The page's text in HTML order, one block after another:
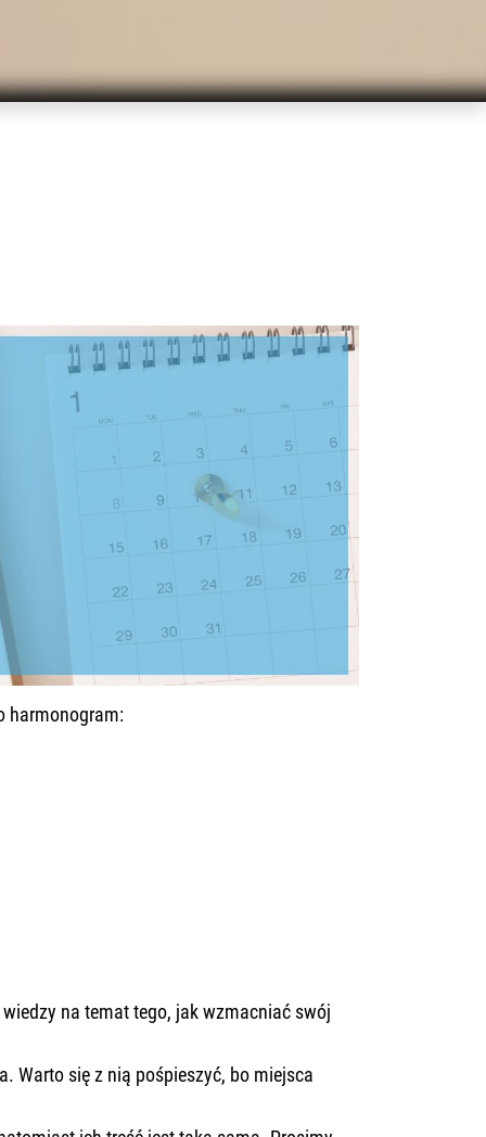
harmonogram:
na temat tego, jak wzmacniać swój
Warto się z nią pośpieszyć, bo miejsca